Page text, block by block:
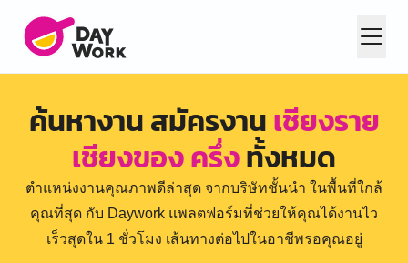
ค้นหางาน สมัครงานเชียงราย
เชียงของ ครึ่งทั้งหมด
ตำแหน่งงานคุณภาพดีล่าสุด จากบริษัทชั้นนำ ในพื้นที่ใกล้
คุณที่สุด กับ Daywork แพลตฟอร์มที่ช่วยให้คุณได้งานไว
เร็วสุดใน 1 ชั่วโมง เส้นทางต่อไปในอาชีพรอคุณอยู่